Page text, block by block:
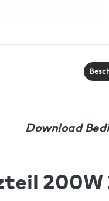
Download
200W